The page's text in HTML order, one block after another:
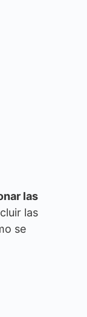
las
las
se